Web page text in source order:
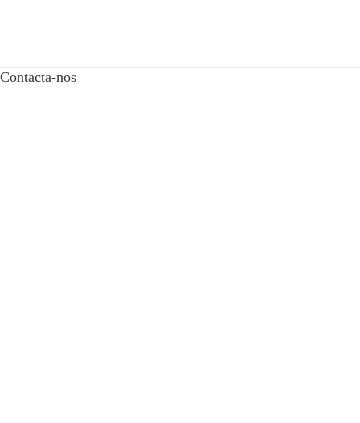
Contacta-nos